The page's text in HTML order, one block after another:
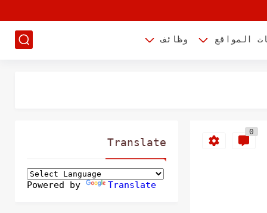
المواقع وظائف
0
Translate
Powered by Translate